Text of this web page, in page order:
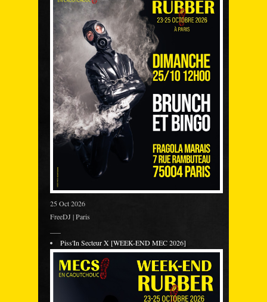
25 Oct 2026
FreeDJ | Paris
Piss'In Secteur X [WEEK-END MEC 2026]